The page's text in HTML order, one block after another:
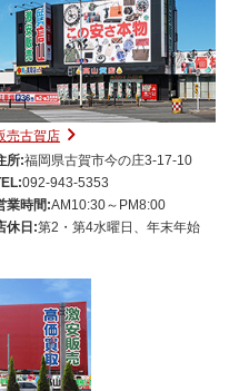
売古賀店
所:福岡県古賀市今の庄3-17-10
092-943-5353
業時間:AM10:30～PM8:00
休日:第2・第4水曜日、年末年始